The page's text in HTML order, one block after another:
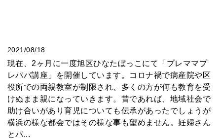
2021/08/18
現在、2ヶ月に一度旭区ひなたぼっこにて「プレママプ
レパパ講座」を開催しています。コロナ禍で病産院や区
役所での両親教室が制限され、多くの方が何も教育を受
けぬまま親になっていきます。昔であれば、地域社会で
助け合いがあり育児についても伝承があったでしょうが
横浜の様な都会ではその様な事も望めません。妊婦さん
とパ...